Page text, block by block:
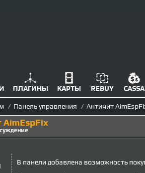
ПЛАГИНЫ КАРТЫ REBUY CASSA
/ Панель управления / Античит
AimEspFix
В панели добавлена возможность